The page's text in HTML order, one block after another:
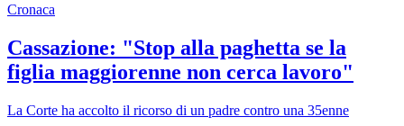
Cronaca
Cassazione: "Stop alla paghetta se la
figlia maggiorenne non cerca lavoro"
La Corte ha accolto il ricorso di un padre contro una 35enne